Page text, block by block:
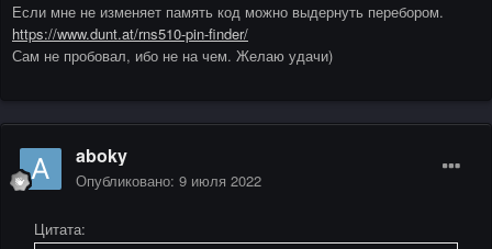
Если мне не изменяет память код можно выдернуть перебором.
https://www.dunt.at/rns510-pin-finder/
Сам не пробовал, ибо не на чем. Желаю удачи)
aboky
Опубликовано: 9 июля 2022
Цитата: